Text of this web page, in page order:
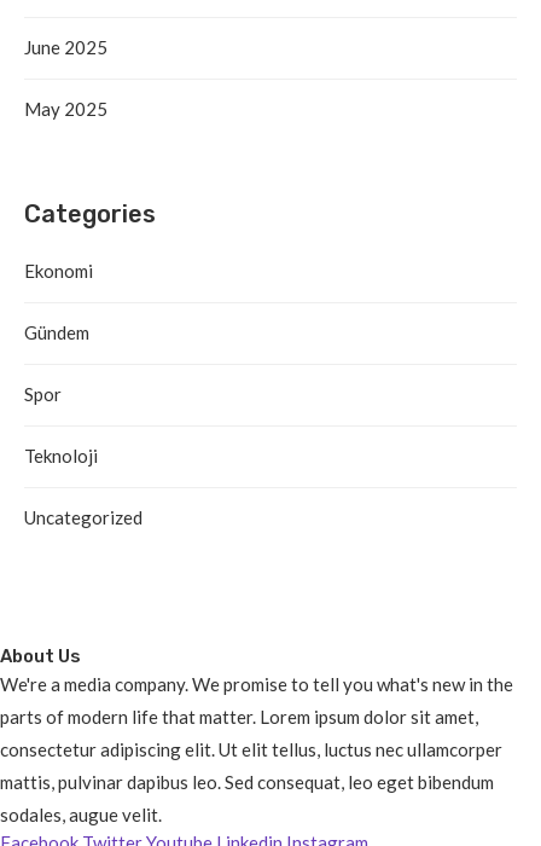
June 2025
May 2025
Categories
Ekonomi
Gündem
Spor
Teknoloji
Uncategorized
About Us
We're a media company. We promise to tell you what's new in the
parts of modern life that matter. Lorem ipsum dolor sit amet,
consectetur adipiscing elit. Ut elit tellus, luctus nec ullamcorper
mattis, pulvinar dapibus leo. Sed consequat, leo eget bibendum
sodales, augue velit.